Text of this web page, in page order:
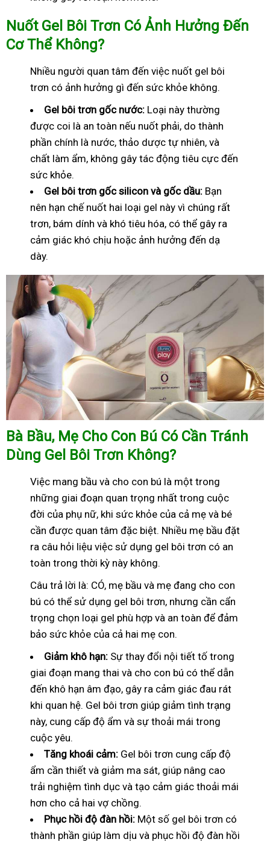
Nuốt Gel Bôi Trơn Có Ảnh Hưởng Đến
Cơ Thể Không?
Nhiều người quan tâm đến việc nuốt gel bôi
trơn có ảnh hưởng gì đến sức khỏe không.
Gel bôi trơn gốc nước: Loại này thường
được coi là an toàn nếu nuốt phải, do thành
phần chính là nước, thảo dược tự nhiên, và
chất làm ẩm, không gây tác động tiêu cực đến
sức khỏe.
Gel bôi trơn gốc silicon và gốc dầu: Bạn
nên hạn chế nuốt hai loại gel này vì chúng rất
trơn, bám dính và khó tiêu hóa, có thể gây ra
cảm giác khó chịu hoặc ảnh hưởng đến dạ
dày.
Bà Bầu, Mẹ Cho Con Bú Có Cần Tránh
Dùng Gel Bôi Trơn Không?
Việc mang bầu và cho con bú là một trong
những giai đoạn quan trọng nhất trong cuộc
đời của phụ nữ, khi sức khỏe của cả mẹ và bé
cần được quan tâm đặc biệt. Nhiều mẹ bầu đặt
ra câu hỏi liệu việc sử dụng gel bôi trơn có an
toàn trong thời kỳ này không.
Câu trả lời là: CÓ, mẹ bầu và mẹ đang cho con
bú có thể sử dụng gel bôi trơn, nhưng cần cẩn
trọng chọn loại gel phù hợp và an toàn để đảm
bảo sức khỏe của cả hai mẹ con.
Giảm khô hạn: Sự thay đổi nội tiết tố trong
giai đoạn mang thai và cho con bú có thể dẫn
đến khô hạn âm đạo, gây ra cảm giác đau rát
khi quan hệ. Gel bôi trơn giúp giảm tình trạng
này, cung cấp độ ẩm và sự thoải mái trong
cuộc yêu.
Tăng khoái cảm: Gel bôi trơn cung cấp độ
ẩm cần thiết và giảm ma sát, giúp nâng cao
trải nghiệm tình dục và tạo cảm giác thoải mái
hơn cho cả hai vợ chồng.
Phục hồi độ đàn hồi: Một số gel bôi trơn có
thành phần giúp làm dịu và phục hồi độ đàn hồi